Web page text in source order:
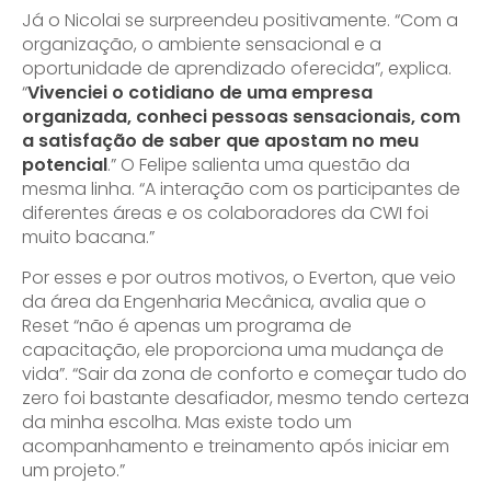
Já o Nicolai se surpreendeu positivamente. “Com a
organização, o ambiente sensacional e a
oportunidade de aprendizado oferecida”, explica.
“Vivenciei o cotidiano de uma empresa
organizada, conheci pessoas sensacionais, com
a satisfação de saber que apostam no meu
potencial.” O Felipe salienta uma questão da
mesma linha. “A interação com os participantes de
diferentes áreas e os colaboradores da CWI foi
muito bacana.”
Por esses e por outros motivos, o Everton, que veio
da área da Engenharia Mecânica, avalia que o
Reset “não é apenas um programa de
capacitação, ele proporciona uma mudança de
vida”. “Sair da zona de conforto e começar tudo do
zero foi bastante desafiador, mesmo tendo certeza
da minha escolha. Mas existe todo um
acompanhamento e treinamento após iniciar em
um projeto.”